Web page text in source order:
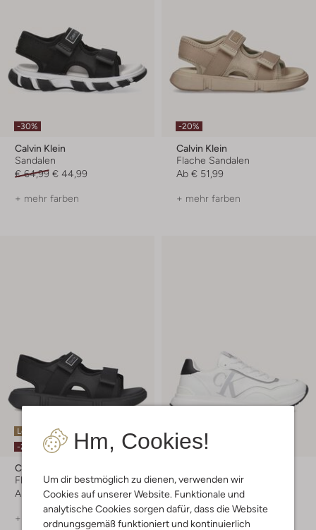
Hm, Cookies!
Um dir bestmöglich zu dienen, verwenden wir
Cookies auf unserer Website. Funktionale und
analytische Cookies sorgen dafür, dass die Website
ordnungsgemäß funktioniert und kontinuierlich
-30%
Calvin Klein
Sandalen
€ 64,99 € 44,99
+ mehr farben
-20%
Calvin Klein
Flache Sandalen
Ab € 51,99
+ mehr farben
Letzter Artikel
-20%
Calvin Klein
Flache Sandalen
Ab
€ 51,99
+ mehr farben
-50%
Sneaker Low
€ 89,95 € 44,99